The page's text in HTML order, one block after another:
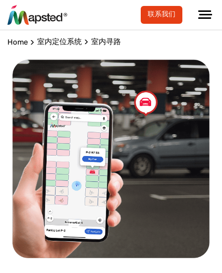
联系我们
Home 室内定位系统 室内寻路